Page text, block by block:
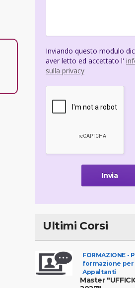
Inviando questo modulo
aver letto ed accettato l'
sulla privacy
Ultimi Corsi
FORMAZIONE -
formazione per
Appaltanti
Master